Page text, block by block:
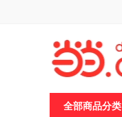
全部商品分类